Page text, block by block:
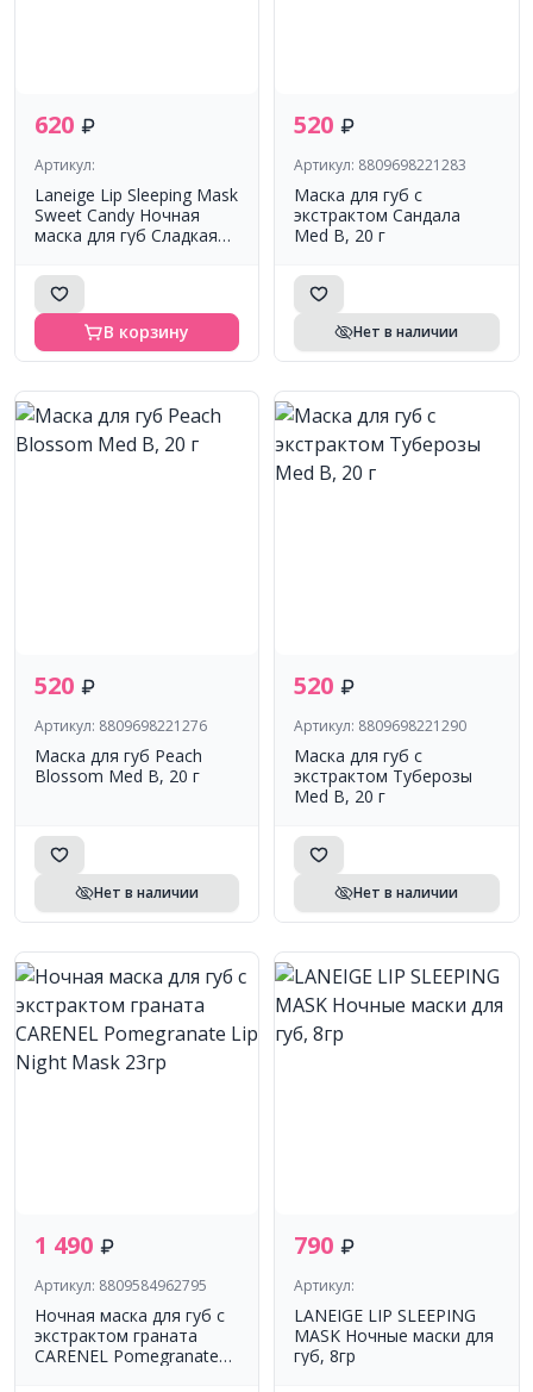
620
Артикул:
Laneige Lip Sleeping Mask
Sweet Candy Ночная
маска для губ Сладкая
В корзину
520
Артикул: 8809698221283
Маска для губ с
экстрактом Сандала
Med B, 20 г
Нет в наличии
520
Артикул: 8809698221276
Маска для губ Peach
Blossom Med B, 20 г
Нет в наличии
520
Артикул: 8809698221290
Маска для губ с
экстрактом Туберозы
Med B, 20 г
Нет в наличии
1 490
Артикул: 8809584962795
Ночная маска для губ с
экстрактом граната
CARENEL Pomegranate
790
Артикул:
LANEIGE LIP SLEEPING
MASK Ночные маски для
губ, 8гр